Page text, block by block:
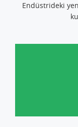
Endüstrideki